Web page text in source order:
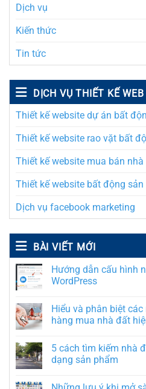
Dịch vụ
Kiến thức
Tin tức
DỊCH VỤ THIẾT KẾ WEB
Thiết kế website dự án bất
Thiết kế website rao vặt bất
Thiết kế website mua bán
Thiết kế website bất động sản
Dịch vụ facebook marketing
BÀI VIẾT MỚI
Hướng dẫn cấu hình
WordPress
Hiểu và phân biệt
hàng mua nhà đất
5 cách tìm kiếm nhà
dạng sản phẩm